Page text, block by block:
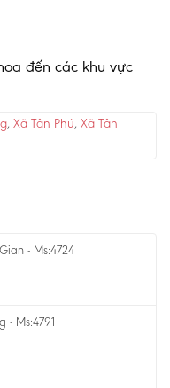
đến các khu vực
, Xã Tân Phú, Xã Tân
- Ms:4724
- Ms:4791